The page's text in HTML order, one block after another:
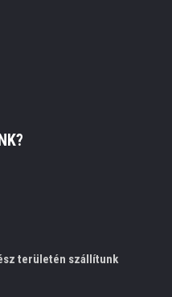
területén szállítunk